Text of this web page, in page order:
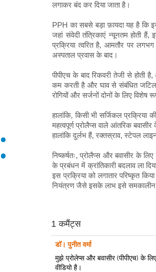
लगाकर बंद कर दिया जाता है।
PPH का सबसे बड़ा फ़ायदा यह है कि
जहां संवेदी तंत्रिकाएं न्यूनतम होती हैं,
प्रक्रिया त्वरित है, आमतौर पर
अस्पताल प्रवास के बाद।
पीपीएच के बाद रिकवरी तेजी से होती
कम करती है और घाव से संबंधित
रोगियों और सर्जनों दोनों के लिए
हालांकि, किसी भी सर्जिकल
महत्वपूर्ण प्रोलैप्स वाले आंतरिक
हालांकि दुर्लभ हैं, रक्तस्राव, स्टेपल
निष्कर्षतः, प्रोलैप्स और बवासीर के
के प्रबंधन में क्रांतिकारी बदलाव ला
इस प्रक्रिया को लगातार परिष्कृत
नियंत्रण जैसे इसके लाभ इसे समकालीन
1 कमैंट्स
डॉ। पुनीत वर्मा
मुझे प्रोलेप्स और बवासीर (पीपीएच) के
वीडियो है।